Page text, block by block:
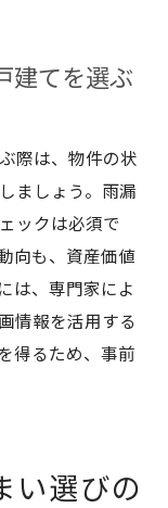
建てを選ぶ
際は、物件の状
ましょう。雨漏
ックは必須で
向も、資産価値
は、専門家によ
情報を活用する
得るため、事前
い選びの